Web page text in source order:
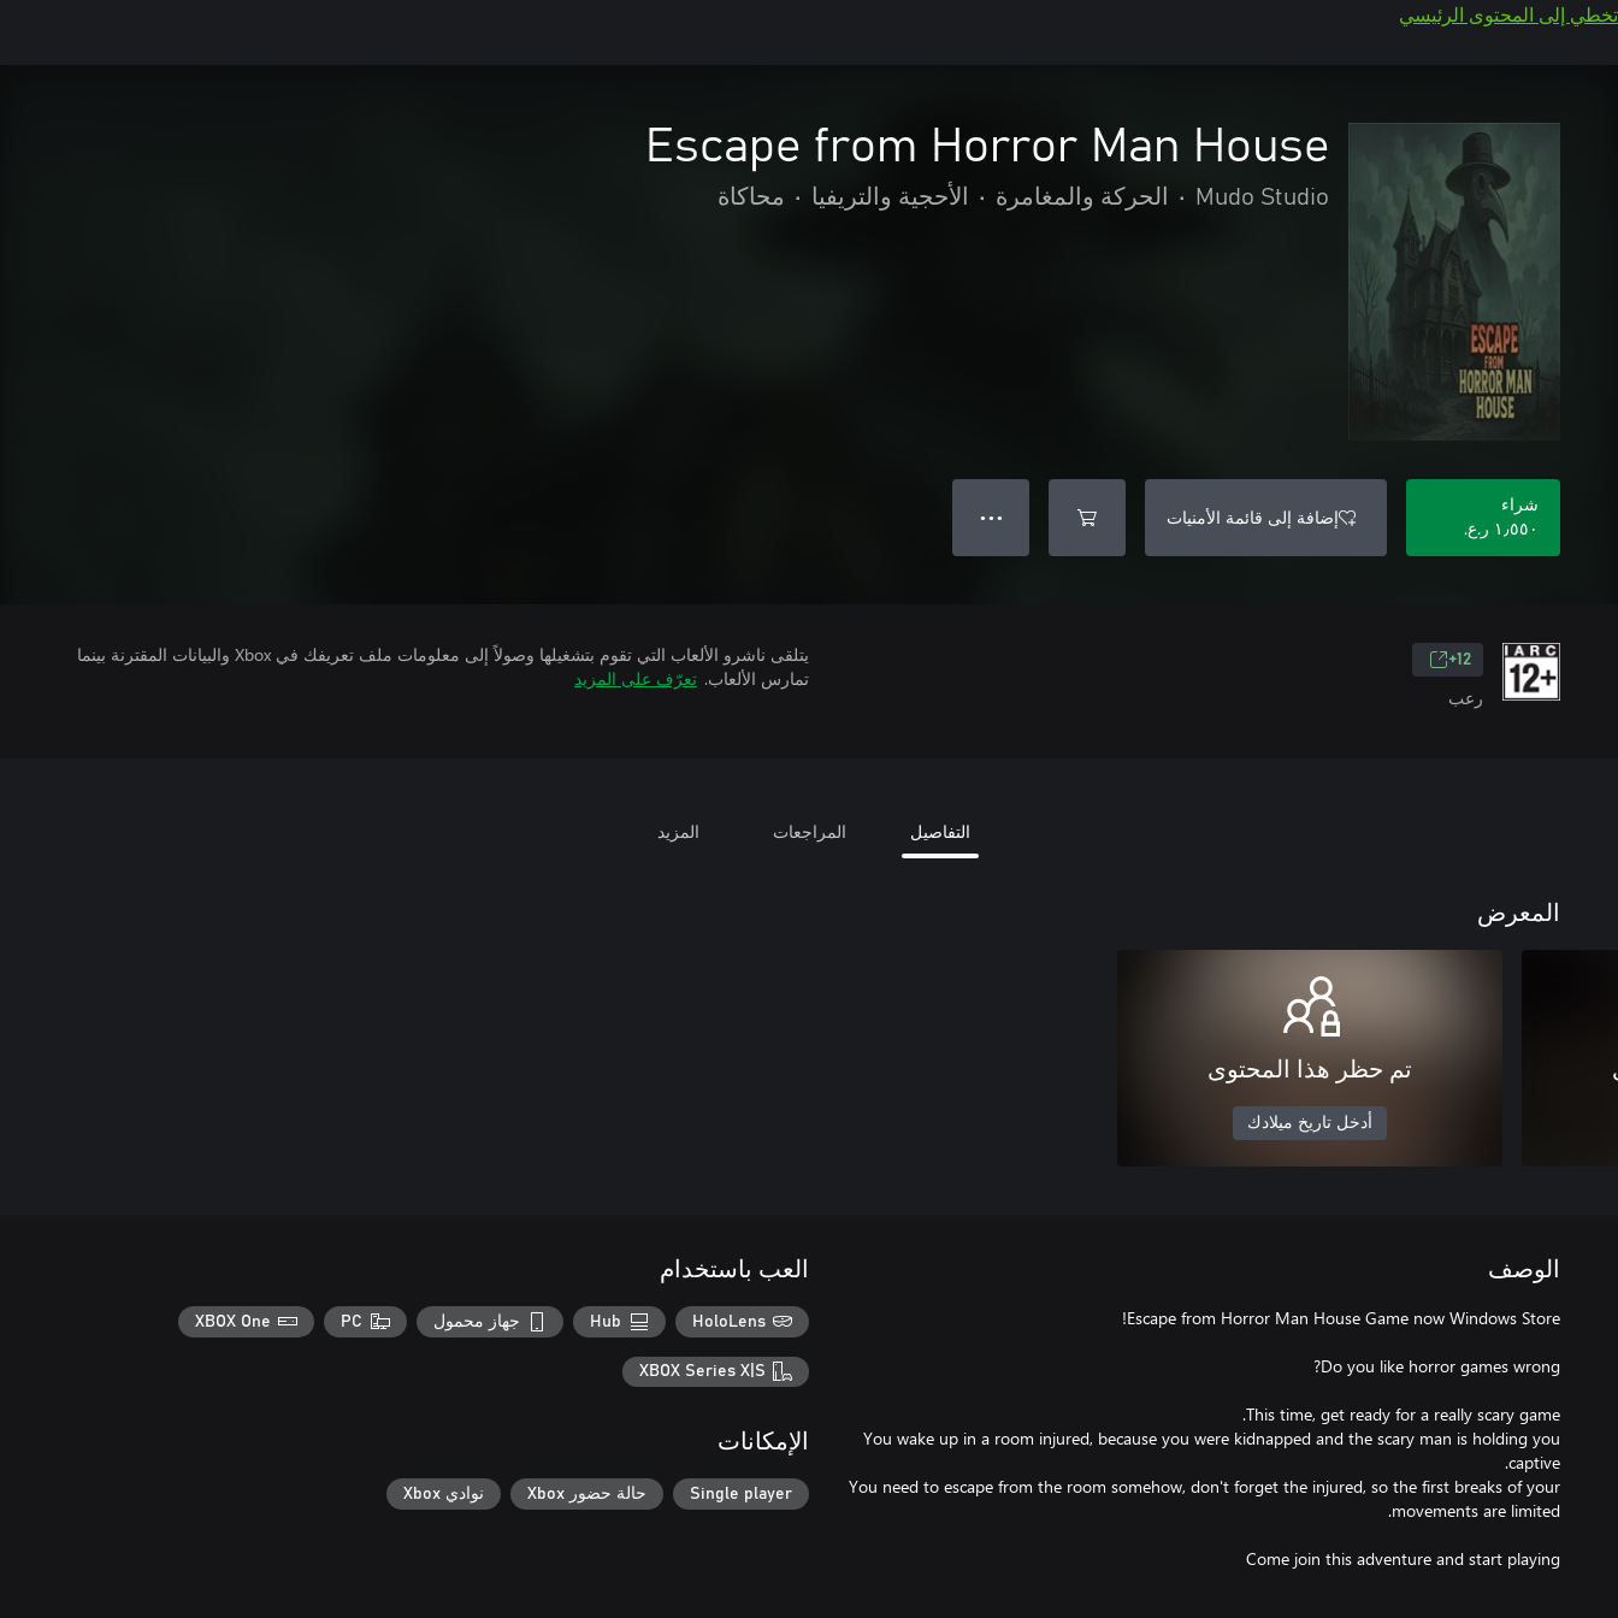
تخطي إلى المحتوى الرئيسي
Escape from Horror Man House
Mudo Studio
• الحركة والمغامرة • الأحجية والتريفيا • محاكاة
شراء
١٫٥٥٠ ر.ع.‏
إضافة إلى قائمة الأمنيات ● ● ●
12+
رعب
يتلقى ناشرو الألعاب التي تقوم بتشغيلها وصولاً إلى معلومات ملف تعريفك في Xbox والبيانات المقترنة بينما
تمارس الألعاب. تعرّف على المزيد
التفاصيل المراجعات المزيد
المعرض
تم حظر هذا المحتوى
أدخل تاريخ ميلادك
الوصف
You wake up in a room injured, because you were kidnapped and the scary man is holding you
You need to escape from the room somehow, don't forget the injured, so the first breaks of your
العب باستخدام
HoloLens
Hub جهاز محمول PC
XBOX One
XBOX Series X|S
الإمكانات
Single player حالة حضور Xbox نوادي Xbox